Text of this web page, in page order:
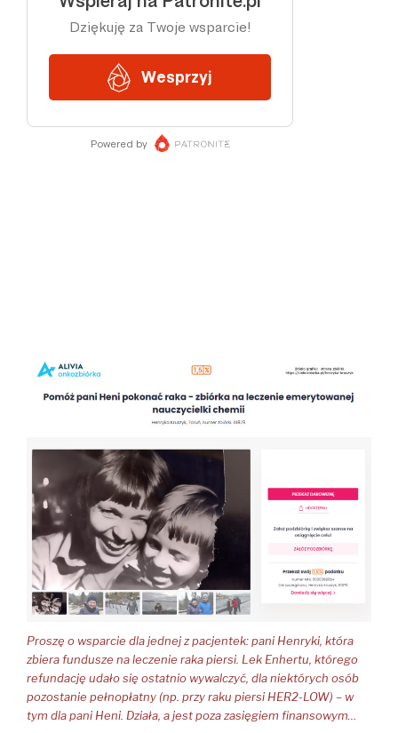
Proszę o wsparcie dla jednej z pacjentek: pani Henryki, która
zbiera fundusze na leczenie raka piersi. Lek Enhertu, którego
refundację udało się ostatnio wywalczyć, dla niektórych osób
pozostanie pełnopłatny (np. przy raku piersi HER2-LOW) – w
tym dla pani Heni. Działa, a jest poza zasięgiem finansowym…